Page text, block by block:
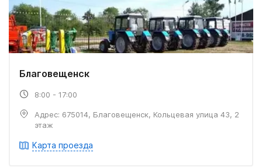
Благовещенск
8:00 - 17:00
Адрес: 675014, Благовещенск, Кольцевая улица 43, 2
этаж
Карта проезда